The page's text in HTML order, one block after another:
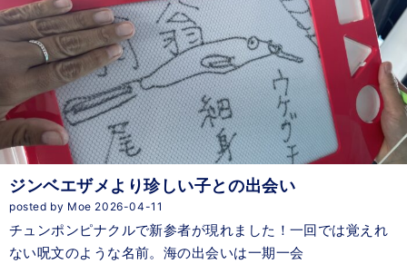
ジンベエザメより珍しい子との出会い
posted by Moe 2026-04-11
チュンポンピナクルで新参者が現れました！一回では覚えれ
ない呪文のような名前。海の出会いは一期一会